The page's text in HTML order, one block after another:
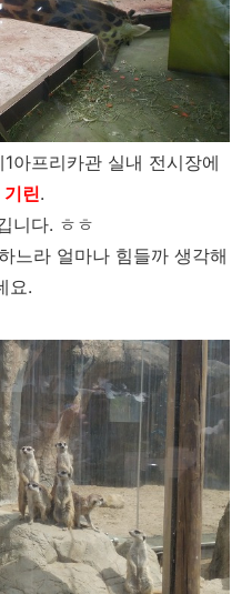
아프리카관 실내 전시장에
기린.
니다. ㅎㅎ
느라 얼마나 힘들까 생각해
요.